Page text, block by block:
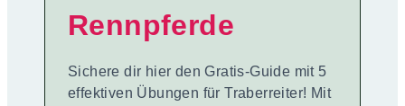
Rennpferde
Sichere dir hier den Gratis-Guide mit 5
effektiven Übungen für Traberreiter! Mit